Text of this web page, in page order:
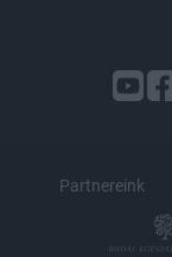
Partnereink